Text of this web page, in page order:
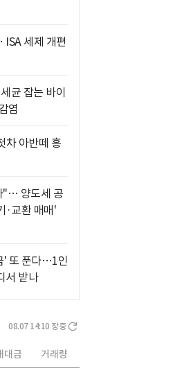
세제 개편
균 잡는 바이
염
차 아반떼 흥
"… 양도세 공
·교환 매매'
' 또 푼다…1인
서 받나
08.07 14:10 장중
대금 거래량